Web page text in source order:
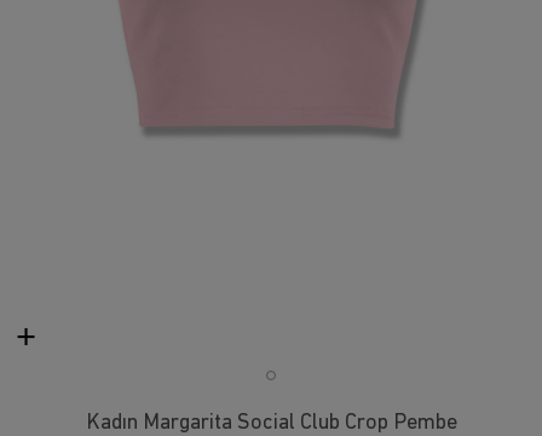
Kadın Margarita Social Club Crop Pembe